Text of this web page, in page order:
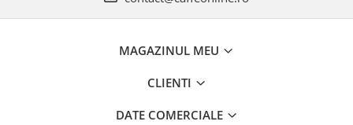
MAGAZINUL MEU
CLIENTI
DATE COMERCIALE